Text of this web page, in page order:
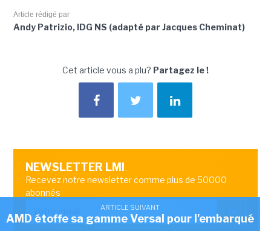
ARTICLE SUIVANT
AMD étoffe sa gamme Versal pour l'embarqué
Article rédigé par
Andy Patrizio, IDG NS (adapté par Jacques Cheminat)
Cet article vous a plu? Partagez le !
NEWSLETTER LMI
Recevez notre newsletter comme plus de 50000
abonnés